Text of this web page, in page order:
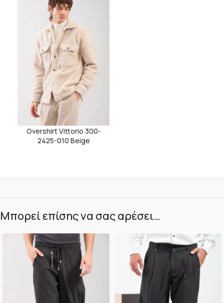
Overshirt Vittorio 300-
2425-010 Beige
Μπορεί επίσης να σας αρέσει…